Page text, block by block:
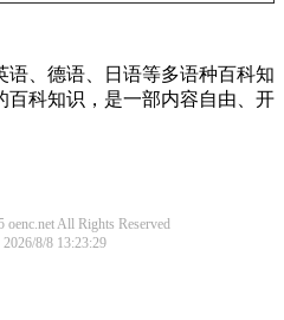
语、德语、日语等多语种百科知
百科知识，是一部内容自由、开
All Rights Reserved
8/8 13:23:29